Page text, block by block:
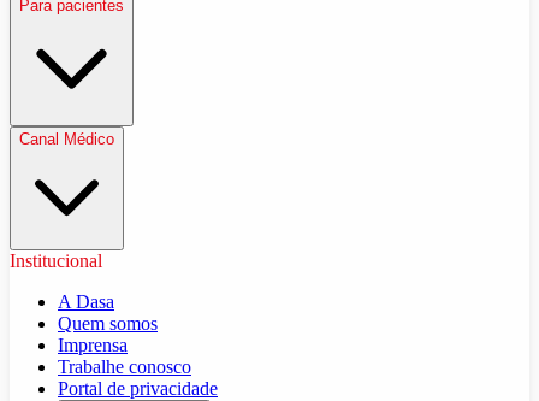
Para pacientes
Canal Médico
Institucional
A Dasa
Quem somos
Imprensa
Trabalhe conosco
Portal de privacidade